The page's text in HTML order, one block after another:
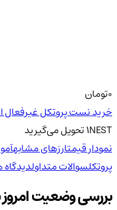
تومان
خرید نست پروتکل غیرفعال
1NESTتحویلمی‌گیرید
نمودار قیمتارزهای مشابه
پروتکلسوالات متداولدیدگاه
بررسی وضعیت